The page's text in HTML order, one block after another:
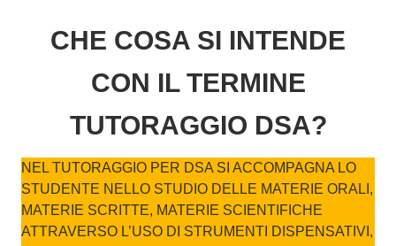
CHE COSA SI INTENDE
CON IL TERMINE
TUTORAGGIO DSA?
NEL TUTORAGGIO PER DSA SI ACCOMPAGNA LO
STUDENTE NELLO STUDIO DELLE MATERIE ORALI,
MATERIE SCRITTE, MATERIE SCIENTIFICHE
ATTRAVERSO L’USO DI STRUMENTI DISPENSATIVI,